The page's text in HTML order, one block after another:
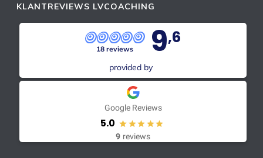
KLANTREVIEWS LVCOACHING
18 reviews 9,6
provided by
Google Reviews
5.0
9 reviews